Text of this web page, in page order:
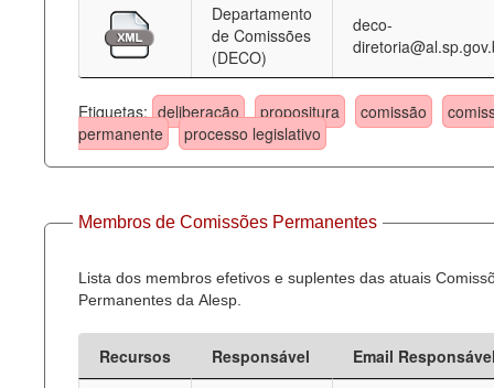
Departamento
de Comissões
(DECO)
deco-
Etiquetas: deliberação propositura comissão
permanente
processo legislativo
Membros de Comissões Permanentes
Lista dos membros efetivos e suplentes das atuais
Permanentes da Alesp.
Recursos Responsável
Email